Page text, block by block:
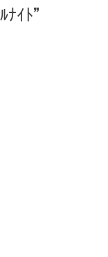
ﾅｲﾄ”